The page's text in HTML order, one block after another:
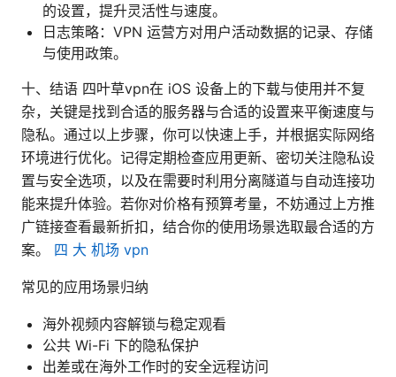
的设置，提升灵活性与速度。
日志策略：VPN 运营方对用户活动数据的记录、存储
与使用政策。
十、结语 四叶草vpn在 iOS 设备上的下载与使用并不复
杂，关键是找到合适的服务器与合适的设置来平衡速度与
隐私。通过以上步骤，你可以快速上手，并根据实际网络
环境进行优化。记得定期检查应用更新、密切关注隐私设
置与安全选项，以及在需要时利用分离隧道与自动连接功
能来提升体验。若你对价格有预算考量，不妨通过上方推
广链接查看最新折扣，结合你的使用场景选取最合适的方
案。 四 大 机场 vpn
常见的应用场景归纳
海外视频内容解锁与稳定观看
公共 Wi-Fi 下的隐私保护
出差或在海外工作时的安全远程访问